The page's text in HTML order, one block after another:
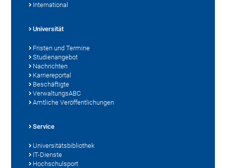
International
Universität
Fristen und Termine
Studienangebot
Nachrichten
Karriereportal
Beschäftigte
VerwaltungsABC
Amtliche Veröffentlichungen
Service
Universitätsbibliothek
IT-Dienste
Hochschulsport